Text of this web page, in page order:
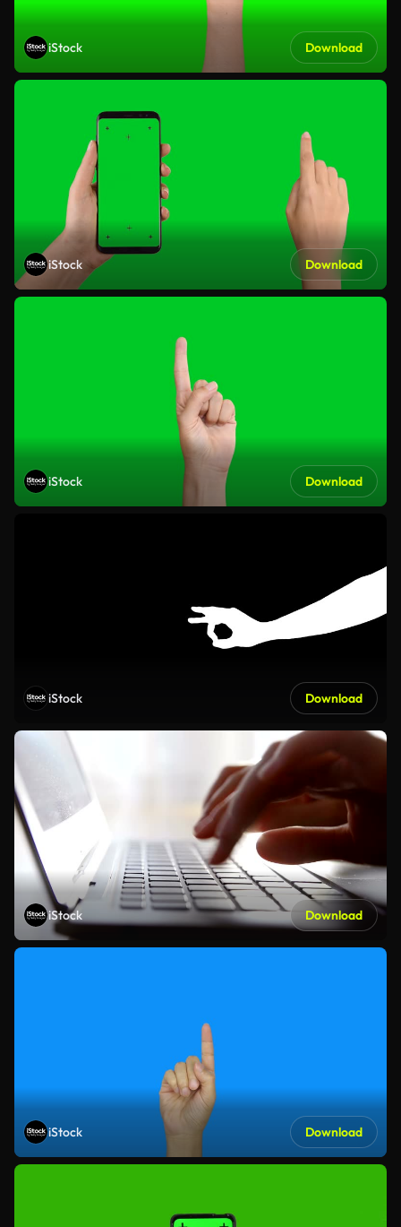
iStock Download
iStock Download
iStock Download
iStock Download
iStock Download
iStock Download